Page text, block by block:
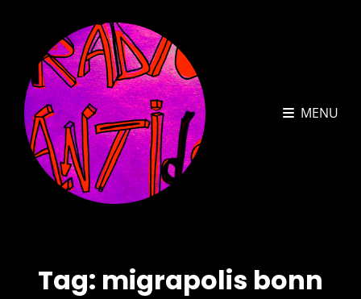
MENU
Tag: migrapolis bonn